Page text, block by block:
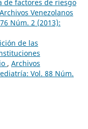
de factores de riesgo
Archivos Venezolanos
Núm. 2 (2013):
de las
, Archivos
Vol. 88 Núm.